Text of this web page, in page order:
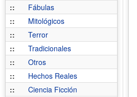
::
Fábulas
::
Mitológicos
::
Terror
::
Tradicionales
::
Otros
::
Hechos Reales
::
Ciencia Ficción